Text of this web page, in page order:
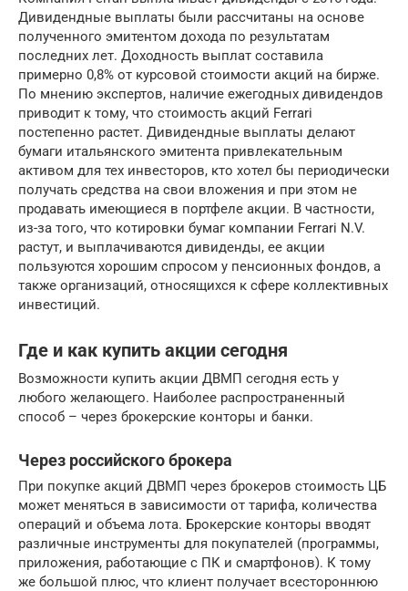
Дивидендные выплаты были рассчитаны на основе
полученного эмитентом дохода по результатам
последних лет. Доходность выплат составила
примерно 0,8% от курсовой стоимости акций на бирже.
По мнению экспертов, наличие ежегодных дивидендов
приводит к тому, что стоимость акций Ferrari
постепенно растет. Дивидендные выплаты делают
бумаги итальянского эмитента привлекательным
активом для тех инвесторов, кто хотел бы периодически
получать средства на свои вложения и при этом не
продавать имеющиеся в портфеле акции. В частности,
из-за того, что котировки бумаг компании Ferrari N.V.
растут, и выплачиваются дивиденды, ее акции
пользуются хорошим спросом у пенсионных фондов, а
также организаций, относящихся к сфере коллективных
инвестиций.
Где и как купить акции сегодня
Возможности купить акции ДВМП сегодня есть у
любого желающего. Наиболее распространенный
способ – через брокерские конторы и банки.
Через российского брокера
При покупке акций ДВМП через брокеров стоимость ЦБ
может меняться в зависимости от тарифа, количества
операций и объема лота. Брокерские конторы вводят
различные инструменты для покупателей (программы,
приложения, работающие с ПК и смартфонов). К тому
же большой плюс, что клиент получает всестороннюю